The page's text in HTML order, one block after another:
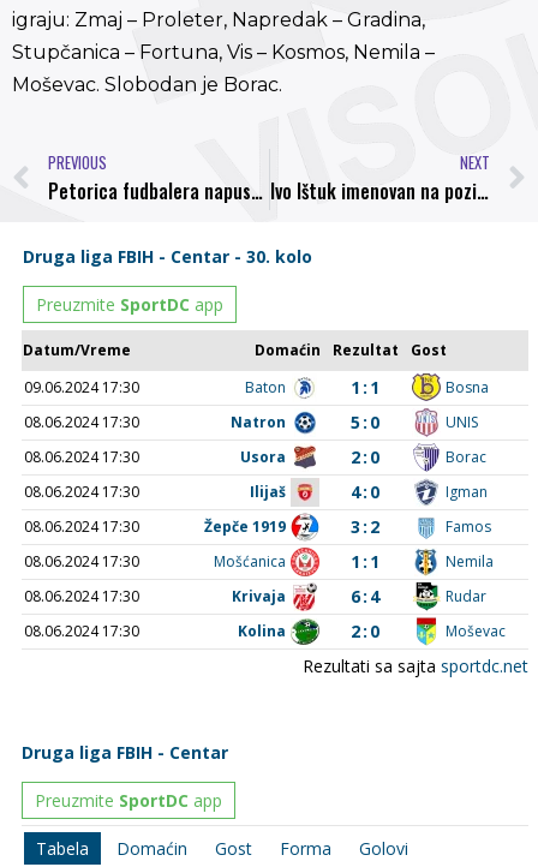
igraju: Zmaj – Proleter, Napredak – Gradina,
Stupčanica – Fortuna, Vis – Kosmos, Nemila –
Moševac. Slobodan je Borac.
PREVIOUS
Petorica fudbalera napustila Mladost
NEXT
Ivo Ištuk imenovan na poziciju koordinatora Omladinskog pogona NK Bosna Visoko